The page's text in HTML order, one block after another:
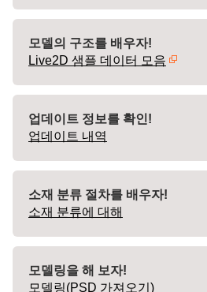
모델의 구조를 배우자!
Live2D 샘플 데이터 모음
업데이트 정보를 확인!
업데이트 내역
소재 분류 절차를 배우자!
소재 분류에 대해
모델링을 해 보자!
모델링(PSD 가져오기)